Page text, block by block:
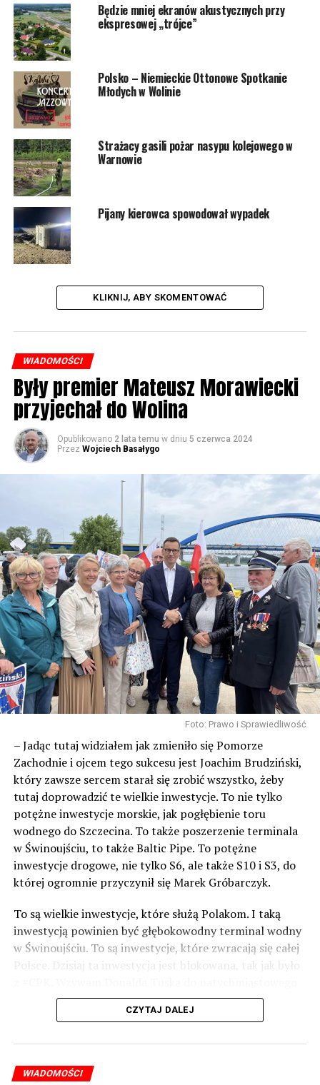
Będzie mniej ekranów akustycznych przy
ekspresowej „trójce”
Polsko – Niemieckie Ottonowe Spotkanie
Młodych w Wolinie
Strażacy gasili pożar nasypu kolejowego w
Warnowie
Pijany kierowca spowodował wypadek
KLIKNIJ, ABY SKOMENTOWAĆ
WIADOMOŚCI
Były premier Mateusz Morawiecki
przyjechał do Wolina
Opublikowano 2 lata temu w dniu 5 czerwca 2024
Przez Wojciech Basałygo
Foto: Prawo i Sprawiedliwość
– Jadąc tutaj widziałem jak zmieniło się Pomorze
Zachodnie i ojcem tego sukcesu jest Joachim Brudziński,
który zawsze sercem starał się zrobić wszystko, żeby
tutaj doprowadzić te wielkie inwestycje. To nie tylko
potężne inwestycje morskie, jak pogłębienie toru
wodnego do Szczecina. To także poszerzenie terminala
w Świnoujściu, to także Baltic Pipe. To potężne
inwestycje drogowe, nie tylko S6, ale także S10 i S3, do
której ogromnie przyczynił się Marek Gróbarczyk.
To są wielkie inwestycje, które służą Polakom. I taką
inwestycją powinien być głębokowodny terminal wodny
w Świnoujściu. To są inwestycje, które zwracają się całej
Polsce. Dzisiaj ta inwestycja jest blokowana, tak jak było
odblokowania CPK.
wykorzystać wspaniały potencjał Zachodniego Pomorza,
o którym śp. Lech Kaczyński powiedział, że jest naszą
CZYTAJ DALEJ
WIADOMOŚCI